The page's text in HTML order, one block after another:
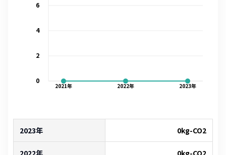
2021年 2022年 2023年
0
2
4
6
2023年 0kg-CO2
2022年 0kg-CO2